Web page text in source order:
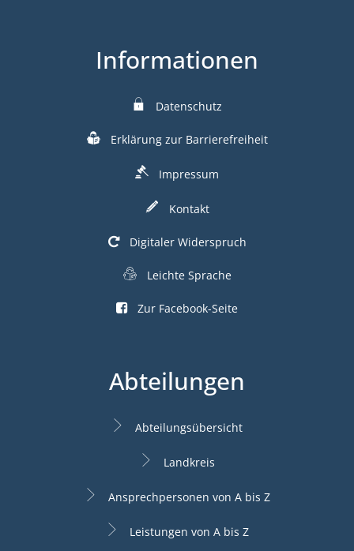
Informationen
Datenschutz
Erklärung zur Barrierefreiheit
Impressum
Kontakt
Digitaler Widerspruch
Leichte Sprache
Zur Facebook-Seite
Abteilungen
Abteilungsübersicht
Landkreis
Ansprechpersonen von A bis Z
Leistungen von A bis Z